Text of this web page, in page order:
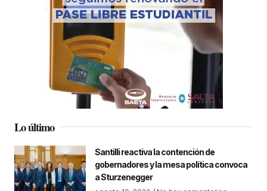
Lo último
Santilli reactiva la contención de
gobernadores y la mesa política convoca
a Sturzenegger